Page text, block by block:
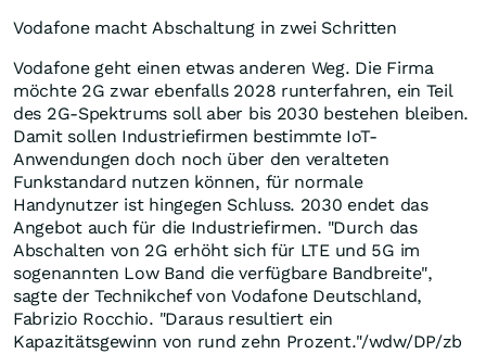
Vodafone macht Abschaltung in zwei Schritten
Vodafone geht einen etwas anderen Weg. Die Firma
möchte 2G zwar ebenfalls 2028 runterfahren, ein Teil
des 2G-Spektrums soll aber bis 2030 bestehen bleiben.
Damit sollen Industriefirmen bestimmte IoT-
Anwendungen doch noch über den veralteten
Funkstandard nutzen können, für normale
Handynutzer ist hingegen Schluss. 2030 endet das
Angebot auch für die Industriefirmen. "Durch das
Abschalten von 2G erhöht sich für LTE und 5G im
sogenannten Low Band die verfügbare Bandbreite",
sagte der Technikchef von Vodafone Deutschland,
Fabrizio Rocchio. "Daraus resultiert ein
Kapazitätsgewinn von rund zehn Prozent."/wdw/DP/zb